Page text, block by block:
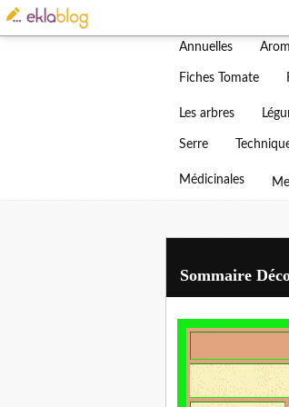
Annuelles
Fiches Tomate
Les arbres
Serre
Médicinales
Sommaire